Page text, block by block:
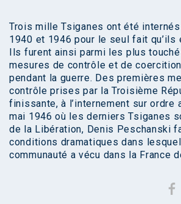
Trois mille Tsiganes ont été
1940 et 1946 pour le seul fait qu’ils
Ils furent ainsi parmi les plus
mesures de contrôle et de
pendant la guerre. Des premières
contrôle prises par la Troisième
finissante, à l’internement sur ordre
mai 1946 où les derniers Tsiganes
de la Libération, Denis Peschanski
conditions dramatiques dans
communauté a vécu dans la France